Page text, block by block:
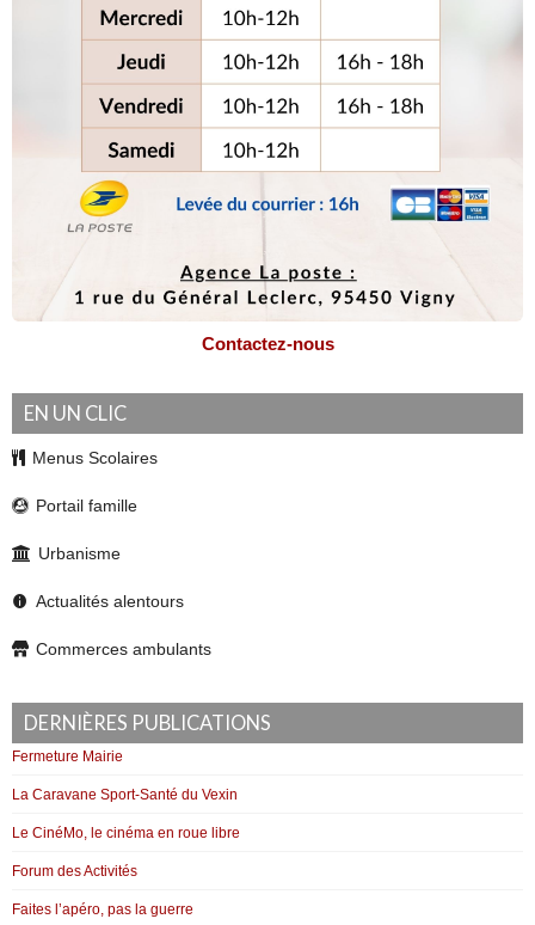
Contactez-nous
EN UN CLIC
Menus Scolaires
Portail famille
Urbanisme
Actualités alentours
Commerces ambulants
DERNIÈRES PUBLICATIONS
Fermeture Mairie
La Caravane Sport-Santé du Vexin
Le CinéMo, le cinéma en roue libre
Forum des Activités
Faites l’apéro, pas la guerre